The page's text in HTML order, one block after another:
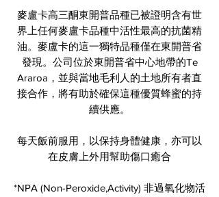
麥盧卡高三酮東開普品種已被證明含有世
界上任何麥盧卡品種中活性最高的抗菌精
油。麥盧卡的這一獨特品種僅在東開普省
發現。公司位於東開普省中心地帶的Te
Araroa，並與當地毛利人的土地所有者直
接合作，將有助於確保這種優質蜂蜜的持
續供應。
每天飯前服用，以保持身體健康，亦可以
在皮膚上外用幫助傷口癒合
​*NPA (Non-Peroxide,Activity) 非過氧化物活